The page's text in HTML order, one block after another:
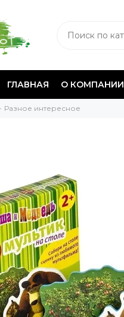
ГЛАВНАЯ О КОМПАНИИ
Разное интересное